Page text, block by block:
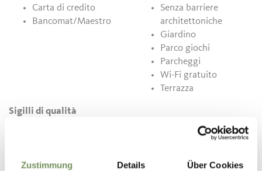
Zustimmung Details Über Cookies
Carta di credito
Bancomat/Maestro
Senza barriere
architettoniche
Giardino
Parco giochi
Parcheggi
Wi-Fi gratuito
Terrazza
Sigilli di qualità